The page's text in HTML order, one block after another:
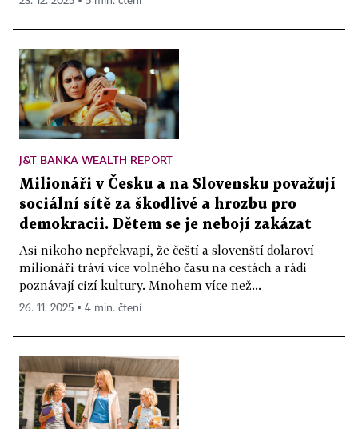
J&T BANKA WEALTH REPORT
Milionáři v Česku a na Slovensku považují
sociální sítě za škodlivé a hrozbu pro
demokracii. Dětem se je nebojí zakázat
Asi nikoho nepřekvapí, že čeští a slovenští dolaroví
milionáři tráví více volného času na cestách a rádi
poznávají cizí kultury. Mnohem více než...
26. 11. 2025 ▪ 4 min. čtení